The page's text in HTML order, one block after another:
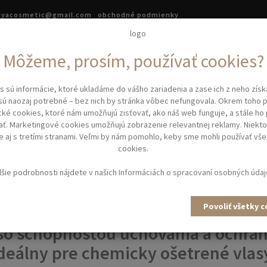
obchodné podmienky
POST TREATMENT SHAMPOO ILLUMINATING Inimitable – šampón po
SHAMPOO
– ŠAMPÓN PO FARBENÍ S
schopnosťou uchovania a
pre chemicky ošetrené
Môžeme, prosím, používať cookies?
sú informácie, ktoré ukladáme do vášho zariadenia a zase ich z neho
naozaj potrebné – bez nich by stránka vôbec nefungovala. Okrem toho
cookies, ktoré nám umožňujú zisťovať, ako náš web funguje, a stále ho
Marketingové cookies umožňujú zobrazenie relevantnej reklamy.
aj s tretími stranami. Veľmi by nám pomohlo, keby sme mohli používať
cookies.
podrobnosti nájdete v našichInformáciách o spracovaní osobných
Povoliť všetky